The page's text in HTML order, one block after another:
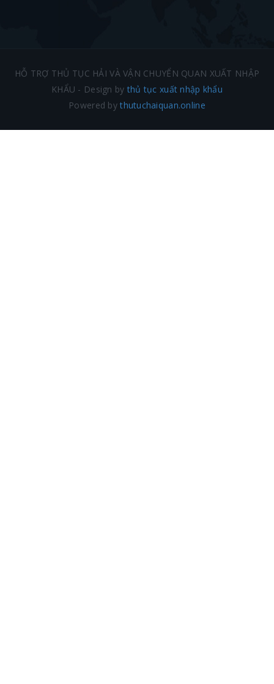
HỖ TRỢ THỦ TỤC HẢI VÀ VẬN CHUYỂN QUAN XUẤT NHẬP
KHẨU - Design bythủ tục xuất nhập khẩu
Powered bythutuchaiquan.online